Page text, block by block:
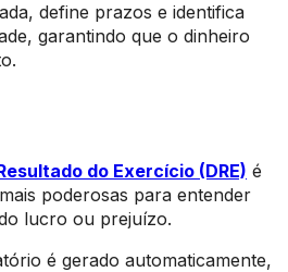
define prazos e identifica
garantindo que o dinheiro
do Exercício (DRE) é
poderosas para entender
lucro ou prejuízo.
é gerado automaticamente,